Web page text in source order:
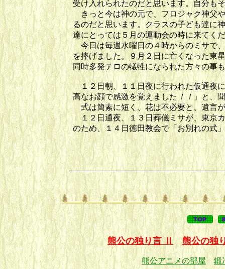
受け入れられたのだと思います。自分も
きっと今は神の元で、フロジャク神父
るのだと思います。クラスの子ども達に
達にとっては５月の運動会の時に来てく
今日は毎週水曜日の４時からのミサで
を捧げました。９月２日に亡くなった東
同時多発テロの犠牲になられた方々の事
１２日朝、１１日夜に行われた仮通夜
高なお顔で感激を覚えました！！」と、
式は簡素に短く、花は不必要と、遺言
１２日通夜、１３日葬儀ミサが、東京
のため、１４日徳田教会で「お別れの式
熊公の独り言 Ⅱ 熊公の独
熊公アニメの部屋 鍛